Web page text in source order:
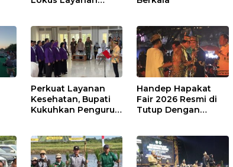
Perkuat Layanan
Kesehatan, Bupati
Kukuhkan Pengurus
Handep Hapakat
Fair 2026 Resmi di
Tutup Dengan